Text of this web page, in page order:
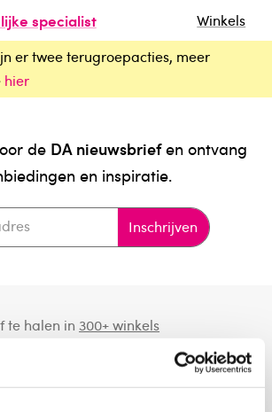
specialist
Winkels
er twee terugroepacties, meer
hier
de DA nieuwsbriefen ontvang
en inspiratie.
Inschrijven
te halen in300+ winkels